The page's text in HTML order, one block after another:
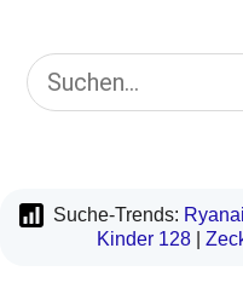
Suche-Trends:
Kinder 128|